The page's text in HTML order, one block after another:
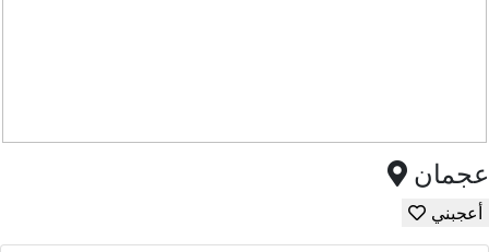
عجمان
أعجبني